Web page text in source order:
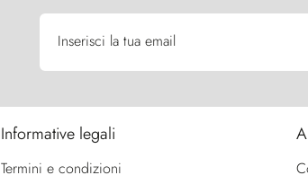
Inserisci la tua email
Informative legali
Termini e condizioni